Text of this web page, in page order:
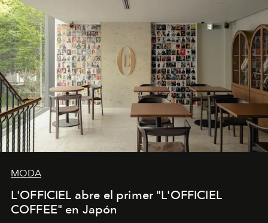
MODA
L'OFFICIEL abre el primer "L'OFFICIEL
COFFEE" en Japón